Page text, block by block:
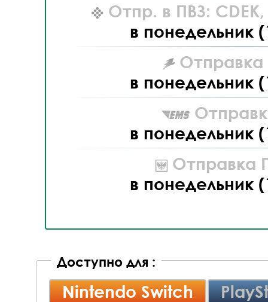
Отпр. в ПВЗ: CDEK,
в понедельник
Отправка
в понедельник
в понедельник
Отправка
в понедельник
Доступно для :
Nintendo Switch